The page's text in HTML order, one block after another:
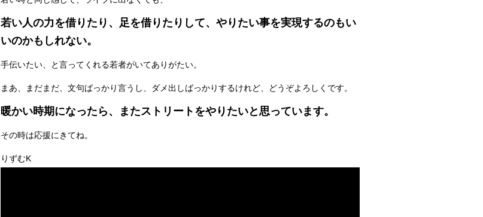
若い人の力を借りたり、足を借りたりして、やりたい事を実現するのもい
いのかもしれない。
手伝いたい、と言ってくれる若者がいてありがたい。
まあ、まだまだ、文句ばっかり言うし、ダメ出しばっかりするけれど、どうぞよろしくです。
暖かい時期になったら、またストリートをやりたいと思っています。
その時は応援にきてね。
りずむK